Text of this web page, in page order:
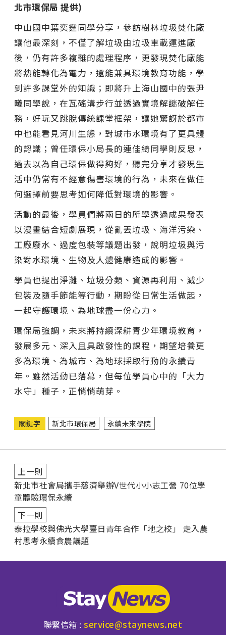
北市環保局 提供)
中山國中葉奕霆同學分享，參訪樹林垃圾焚化廠
讓他最深刻，不僅了解垃圾由垃圾車載運進廠
後，仍有許多複雜的處理程序，更發現焚化廠能
將熱能轉化為電力，還能兼具環境教育功能，學
到許多課堂外的知識；即將升上海山國中的張尹
曦同學說，在瓦磘溝步行並透過實境解謎破解任
務，好玩又跳脫傳統課堂框架，讓她驚訝於都市
中也能看見河川生態，對城市水環境有了更具體
的認識；曾任環保小局長的連佳綺同學則反思，
過去以為自己環保做得夠好，聽完分享才發現生
活中仍常有不經意傷害環境的行為，未來在做任
何選擇前要思考如何降低對環境的影響。
活動的最後，學員們將兩日的所學透過成果發表
以漫畫結合短劇展現，從亂丟垃圾、海洋污染、
工廠廢水、過度包裝等議題出發，說明垃圾與污
染對水環境、生物及人體健康造成的影響。
學員也提出淨灘、垃圾分類、資源再利用、減少
包裝及隨手節能等行動，期盼從日常生活做起，
一起守護環境、為地球盡一份心力。
環保局強調，未來將持續深耕青少年環境教育，
發展多元、深入且具啟發性的課程，期望培養更
多為環境、為城市、為地球採取行動的永續青
年。雖然活動已落幕，但每位學員心中的「大力
水守」種子，正悄悄萌芽。
關鍵字 新北市環保局 永續未來學院
上一則
新北市社會局攜手慈濟舉辦V世代小小志工營 70位學
童體驗環保永續
下一則
泰拉學校與佛光大學臺日青年合作「地之校」 走入農
村思考永續食農議題
聯繫信箱 :service@staynews.net